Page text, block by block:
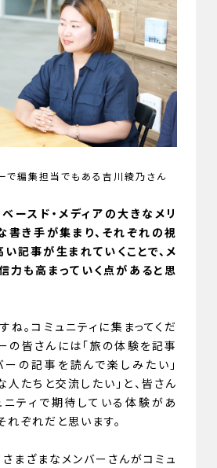
で編集担当でもある吉川綾乃さん
ースド・メディアの大きなメリ
書き手が集まり、それぞれの視
記事が生まれていくことで、メ
力も高まっていく点があると思
ね。コミュニティに集まってくだ
の皆さんには「旅の体験を記事
ーの記事を読んで楽しみたい」
人たちと交流したい」と、皆さん
ティで期待している体験があ
れぞれだと思います。
さまざまなメンバーさんがコミュ